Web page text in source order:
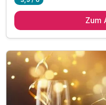
5 x reichhaltiges Frühstück
24.12. Festliches
2 x Punsch oder
10% Rabatt*****
Kostenloses Parken auf
Zum